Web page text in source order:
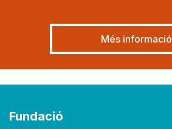
Més informació
Fundació